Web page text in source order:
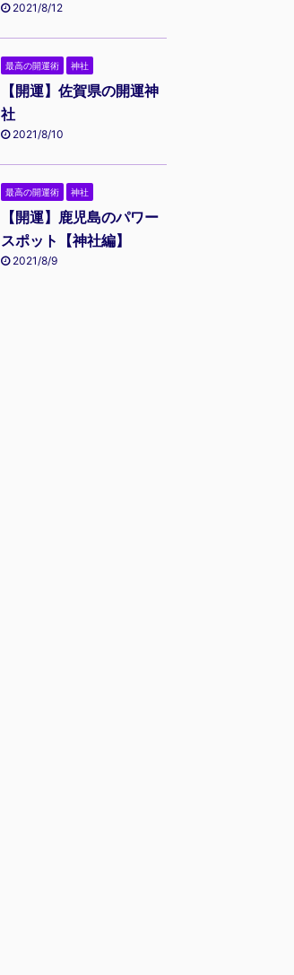
2021/8/12
最高の開運術 神社
【開運】佐賀県の開運神
社
2021/8/10
最高の開運術 神社
【開運】鹿児島のパワー
スポット【神社編】
2021/8/9